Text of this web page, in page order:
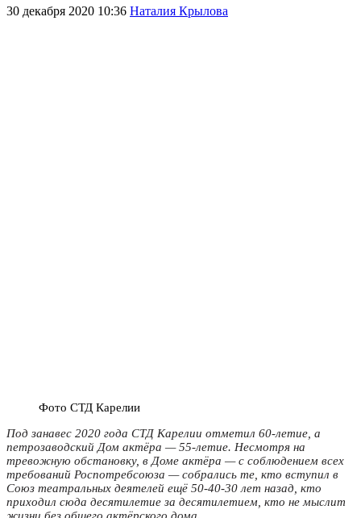
30 декабря 2020 10:36 Наталия Крылова
Фото СТД Карелии
Под занавес 2020 года СТД Карелии отметил 60-летие, а
петрозаводский Дом актёра — 55-летие. Несмотря на
тревожную обстановку, в Доме актёра — с соблюдением всех
требований Роспотребсоюза — собрались те, кто вступил в
Союз театральных деятелей ещё 50-40-30 лет назад, кто
приходил сюда десятилетие за десятилетием, кто не мыслит